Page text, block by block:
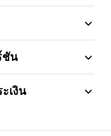
ชัน
เงิน